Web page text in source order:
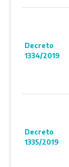
Decreto
1334/2019
Decreto
1335/2019